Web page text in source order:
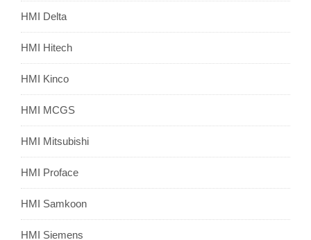
HMI Delta
HMI Hitech
HMI Kinco
HMI MCGS
HMI Mitsubishi
HMI Proface
HMI Samkoon
HMI Siemens